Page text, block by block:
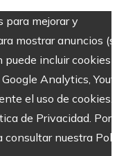
para mejorar y
mostrar anuncios
incluir cookies
Analytics,
el uso de cookies.
de Privacidad. Por
consultar nuestra